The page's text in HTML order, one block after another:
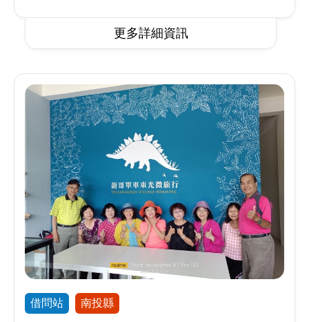
更多詳細資訊
借問站 南投縣